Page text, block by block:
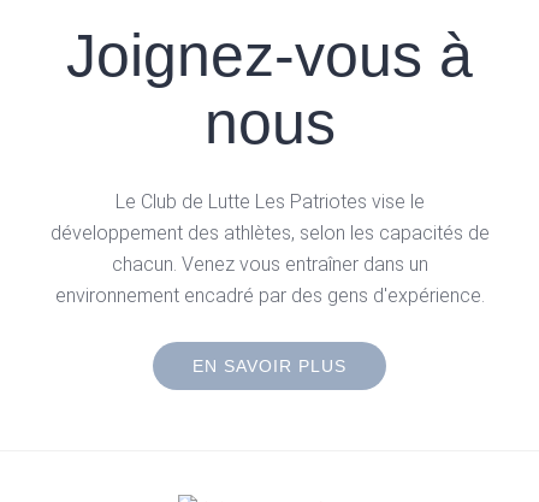
Joignez-vous à
nous
Le Club de Lutte Les Patriotes vise le
développement des athlètes, selon les capacités de
chacun. Venez vous entraîner dans un
environnement encadré par des gens d'expérience.
EN SAVOIR PLUS